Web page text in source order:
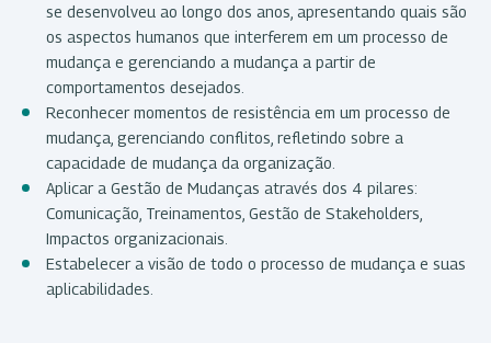
se desenvolveu ao longo dos anos, apresentando quais são
os aspectos humanos que interferem em um processo de
mudança e gerenciando a mudança a partir de
comportamentos desejados.
Reconhecer momentos de resistência em um processo de
mudança, gerenciando conflitos, refletindo sobre a
capacidade de mudança da organização.
Aplicar a Gestão de Mudanças através dos 4 pilares:
Comunicação, Treinamentos, Gestão de Stakeholders,
Impactos organizacionais.
Estabelecer a visão de todo o processo de mudança e suas
aplicabilidades.